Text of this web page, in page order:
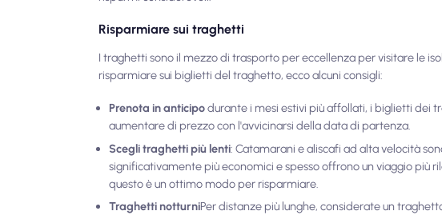
Risparmiare sui traghetti
I traghetti sono il mezzo di trasporto per eccellenza per visitare le
risparmiare sui biglietti del traghetto, ecco alcuni consigli:
Prenota in anticipodurante i mesi estivi più affollati, i biglietti dei
aumentare di prezzo con l'avvicinarsi della data di partenza.
Scegli traghetti più lenti: Catamarani e aliscafi ad alta velocità
significativamente più economici e spesso offrono un viaggio
questo è un ottimo modo per risparmiare.
Traghetti notturniPer distanze più lunghe, considerate un